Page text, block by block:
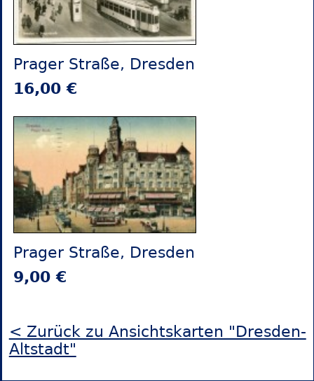
Prager Straße, Dresden
16,00 €
Prager Straße, Dresden
9,00 €
< Zurück zu Ansichtskarten "Dresden-
Altstadt"